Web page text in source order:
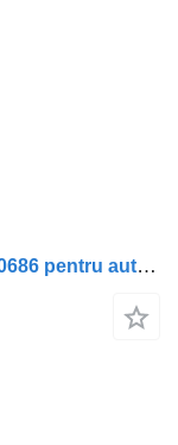
Senzor presiune diferentiala 13628570686 pentru automobil BMW X7